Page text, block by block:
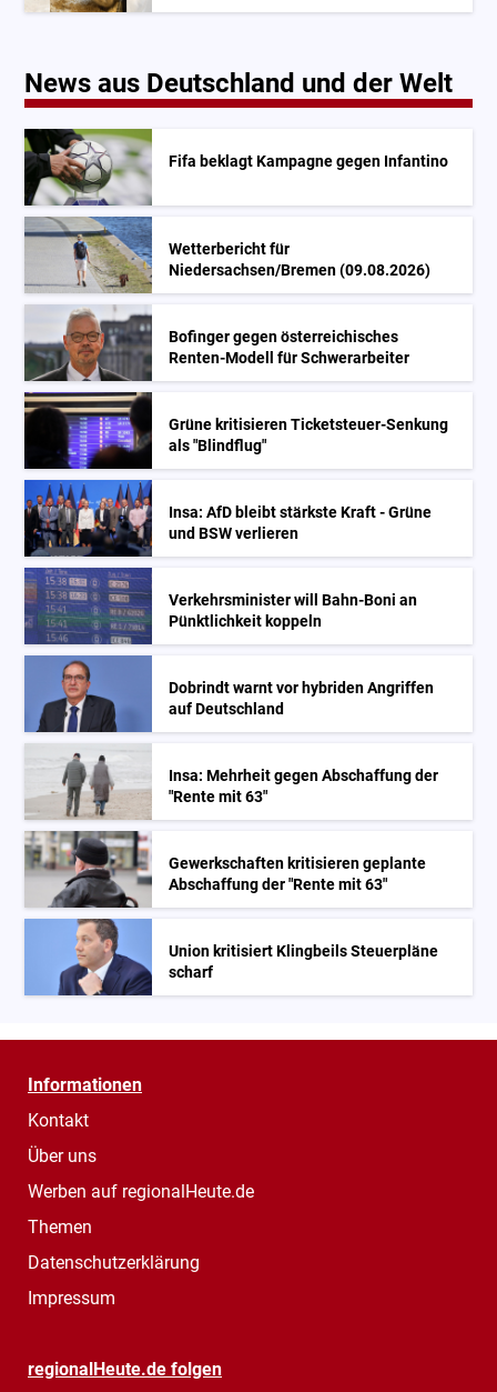
News aus Deutschland und der Welt
Fifa beklagt Kampagne gegen Infantino
Wetterbericht für
Niedersachsen/Bremen (09.08.2026)
Bofinger gegen österreichisches
Renten-Modell für Schwerarbeiter
Grüne kritisieren Ticketsteuer-Senkung
als "Blindflug"
Insa: AfD bleibt stärkste Kraft - Grüne
und BSW verlieren
Verkehrsminister will Bahn-Boni an
Pünktlichkeit koppeln
Dobrindt warnt vor hybriden Angriffen
auf Deutschland
Insa: Mehrheit gegen Abschaffung der
"Rente mit 63"
Gewerkschaften kritisieren geplante
Abschaffung der "Rente mit 63"
Union kritisiert Klingbeils Steuerpläne
scharf
Informationen
Kontakt
Über uns
Werben auf regionalHeute.de
Themen
Datenschutzerklärung
Impressum
regionalHeute.de folgen